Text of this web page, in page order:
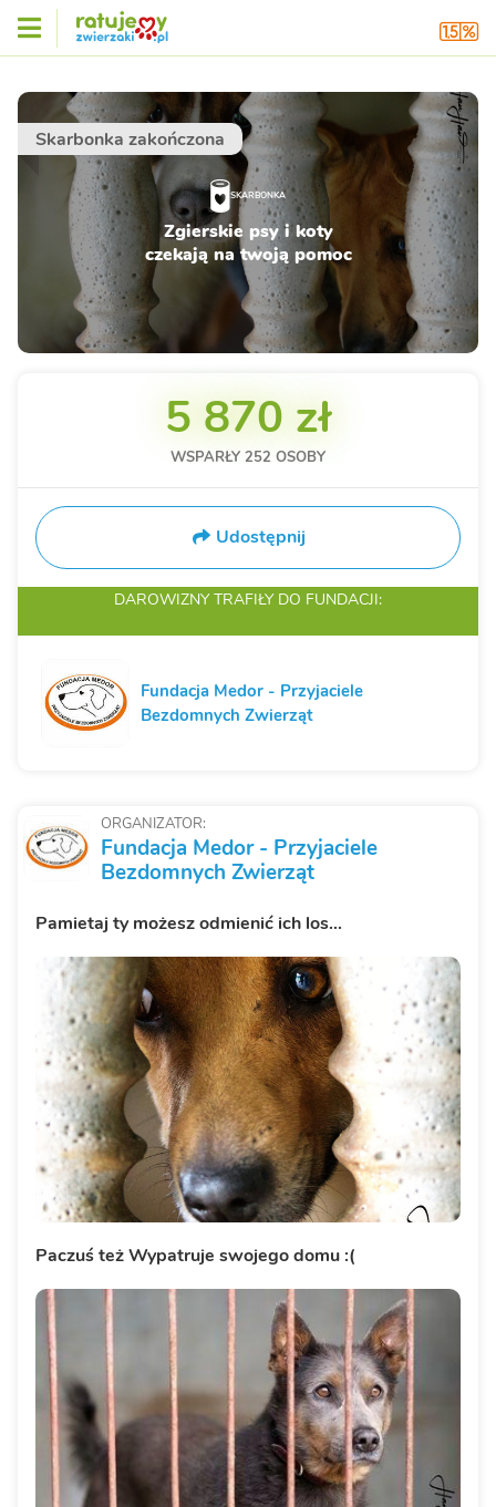
Skarbonka zakończona
SKARBONKA
Zgierskie psy i koty
czekają na twoją pomoc
ORGANIZATOR:
Fundacja Medor - Przyjaciele
Bezdomnych Zwierząt
Pamietaj ty możesz odmienić ich los...
Paczuś też Wypatruje swojego domu :(
5 870 zł
WSPARŁY 252 OSOBY
Udostępnij
DAROWIZNY TRAFIŁY DO FUNDACJI:
Fundacja Medor - Przyjaciele
Bezdomnych Zwierząt